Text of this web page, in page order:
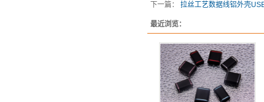
下一篇： 拉丝工艺数据线铝外壳
最近浏览：